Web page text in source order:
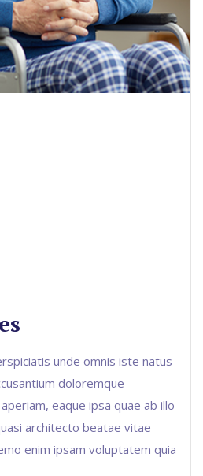
unde omnis iste natus
doloremque
eaque ipsa quae ab illo
architecto beatae vitae
enim ipsam voluptatem quia